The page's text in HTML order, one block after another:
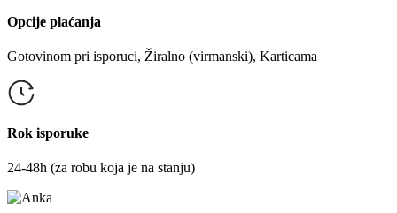
Opcije plaćanja
Gotovinom pri isporuci, Žiralno (virmanski), Karticama
Rok isporuke
24-48h (za robu koja je na stanju)